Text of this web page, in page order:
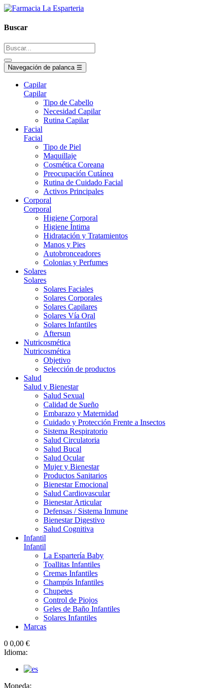
Buscar
Navegación de palanca ☰
Capilar
Capilar
Tipo de Cabello
Necesidad Capilar
Rutina Capilar
Facial
Facial
Tipo de Piel
Maquillaje
Cosmética Coreana
Preocupación Cutánea
Rutina de Cuidado Facial
Activos Principales
Corporal
Corporal
Higiene Corporal
Higiene Íntima
Hidratación y Tratamientos
Manos y Pies
Autobronceadores
Colonias y Perfumes
Solares
Solares
Solares Faciales
Solares Corporales
Solares Capilares
Solares Vía Oral
Solares Infantiles
Aftersun
Nutricosmética
Nutricosmética
Objetivo
Selección de productos
Salud
Salud y Bienestar
Salud Sexual
Calidad de Sueño
Embarazo y Maternidad
Cuidado y Protección Frente a Insectos
Sistema Respiratorio
Salud Circulatoria
Salud Bucal
Salud Ocular
Mujer y Bienestar
Productos Sanitarios
Bienestar Emocional
Salud Cardiovascular
Bienestar Articular
Defensas / Sistema Inmune
Bienestar Digestivo
Salud Cognitiva
Infantil
Infantil
La Espartería Baby
Toallitas Infantiles
Cremas Infantiles
Champús Infantiles
Chupetes
Control de Piojos
Geles de Baño Infantiles
Solares Infantiles
Marcas
0 0,00 €
Idioma:
Moneda: